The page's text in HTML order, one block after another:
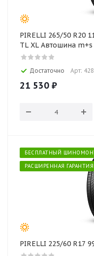
PIRELLI 265/50 R20
TL XL Автошина m+s
Достаточно Арт:
21 530 ₽
БЕСПЛАТНЫЙ
РАСШИРЕННАЯ ГАРАНТИЯ
PIRELLI 225/60 R17